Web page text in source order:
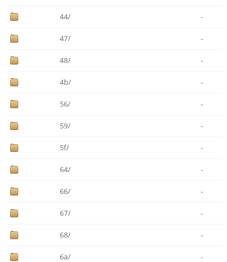
44/ -
47/ -
48/ -
4b/ -
56/ -
59/ -
5f/ -
64/ -
66/ -
67/ -
68/ -
6a/ -